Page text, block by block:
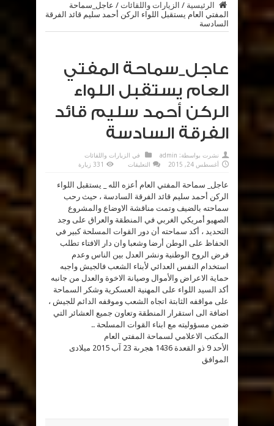
الرئيسية / الزيارات واللقائات / عاجل_سماحة
المفتي العام يستقبل اللواء الركن أحمد سليم قائد الفرقة
السادسة
عاجل_سماحة المفتي
العام يستقبل اللواء
الركن أحمد سليم قائد
الفرقة السادسة
نشرت بواسطة: admin في الزيارات واللقائات
أغسطس 24, 2015
التعليقات
العام
يستقبل
اللواء
الركن
أحمد
سليم
قائد
الفرقة
السادسة
مغلقة
331 زيارة
عاجل_ سماحة المفتي العام أعزه الله _ يستقبل اللواء
الركن أحمد سليم قائد الفرقة السادسة ، حيث رحب
سماحته بالضيف وتمت مناقشة الاوضاع والمشروع
الصهيو أمريكي الغربي في المنطقة والعراق على وجد
التحديد ، أكد سماحته أن دور القوات المسلحة كبير في
الحفاظ على الوطن أرضا وشعبا وان دار الافتاء تطلب
فرض الروح الوطنية ونشر العدل بين الناس وعدم
استخدام النفس العدائي لأبناء الشعب فالجيش واجبه
حماية الاعراض والأموال وصيانة الاخوة والعدل من جانبه
أكد السيد اللواء على المهنية العسكرية وشكر السماحة
على مواقفه الثابتة اتجاه الشعب وموقفه الدائم للجيش ،
اضافة الى استقرار المنطقة وتعاون جميع العشائر التي
ضمن مسؤوليته مع ابناء القوات المسلحة ..
المكتب الاعلامي لسماحة المفتي العام
الأحد 9 ذو القعدة 1436 هجرىة 23 آب 2015 ميلادى
الموافق